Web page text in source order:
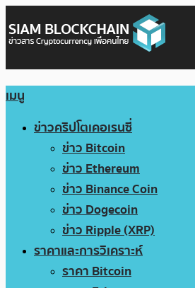
เมนู
ข่าวคริปโตเคอเรนซี่
ข่าว Bitcoin
ข่าว Ethereum
ข่าว Binance Coin
ข่าว Dogecoin
ข่าว Ripple (XRP)
ราคาและการวิเคราะห์
ราคา Bitcoin